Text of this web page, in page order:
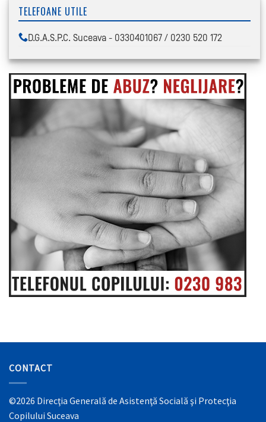
TELEFOANE UTILE
D.G.A.S.P.C. Suceava - 0330401067 / 0230 520 172
CONTACT
©2026 Direcţia Generală de Asistenţă Socială şi Protecţia
Copilului Suceava